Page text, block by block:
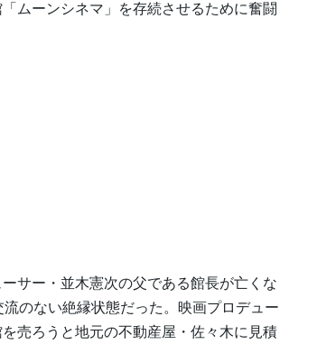
ムーンシネマ」を存続させるために奮闘
サー・並木憲次の父である館長が亡くな
のない絶縁状態だった。映画プロデュー
売ろうと地元の不動産屋・佐々木に見積